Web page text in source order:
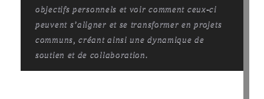
objectifs personnels et voir comment ceux-ci
peuvent s’aligner et se transformer en projets
communs, créant ainsi une dynamique de
soutien et de collaboration.